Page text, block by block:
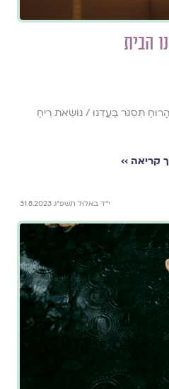
הבית
תִּסְגֹּר בַּעֲדֵנוּ / נוֹשֵׂאת רֵיחַ
קריאה ››
י״ד באלול תשפ״ג 31.8.2023